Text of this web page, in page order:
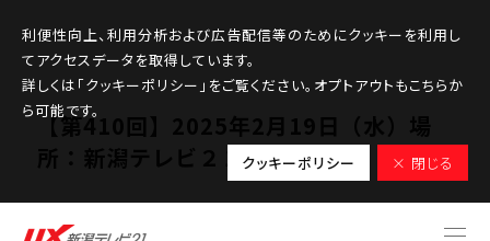
利便性向上、利用分析および広告配信等のためにクッキーを利用し
てアクセスデータを取得しています。
詳しくは「クッキーポリシー」をご覧ください。オプトアウトもこちらか
ら可能です。
クッキーポリシー × 閉じる
【第410回】2025年2月19日（水）場
所：新潟テレビ２１大会議室
●検討課題